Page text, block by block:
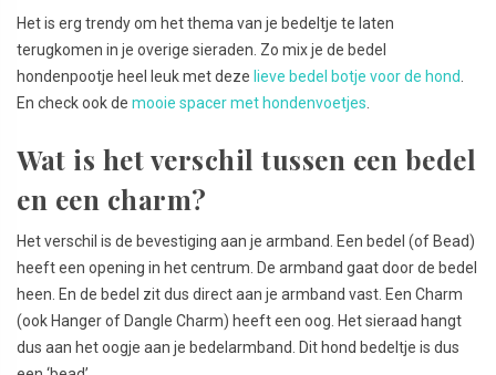
Het is erg trendy om het thema van je bedeltje te laten
terugkomen in je overige sieraden. Zo mix je de bedel
hondenpootje heel leuk met deze lieve bedel botje voor de hond
En check ook de mooie spacer met hondenvoetjes
Wat is het verschil tussen een bedel
en een charm?
Het verschil is de bevestiging aan je armband. Een bedel (of Bead)
heeft een opening in het centrum. De armband gaat door de bedel
heen. En de bedel zit dus direct aan je armband vast. Een Charm
(ook Hanger of Dangle Charm) heeft een oog. Het sieraad hangt
dus aan het oogje aan je bedelarmband. Dit hond bedeltje is dus